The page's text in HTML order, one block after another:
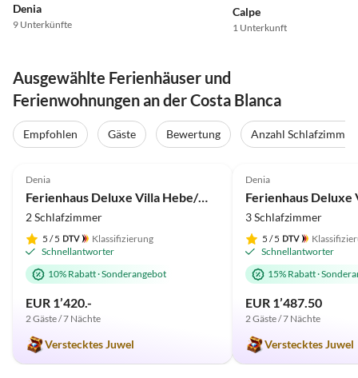
Denia
9 Unterkünfte
Calpe
1 Unterkunft
Ausgewählte Ferienhäuser und
Ferienwohnungen an der Costa Blanca
Empfohlen Gäste Bewertung Anzahl Schlafzimmer
Denia
Ferienhaus Deluxe Villa Hebe/Marquesa
2 Schlafzimmer
5 / 5
Klassifizierung
Schnellantworter
10% Rabatt·Sonderangebot
EUR 1’420.-
2 Gäste / 7 Nächte
Verstecktes Juwel
Denia
Ferienhaus Deluxe
3 Schlafzimmer
5 / 5
Schnellantworter
15% Rabatt·
EUR 1’487.50
2 Gäste / 7 Nächte
Verstecktes Juwel